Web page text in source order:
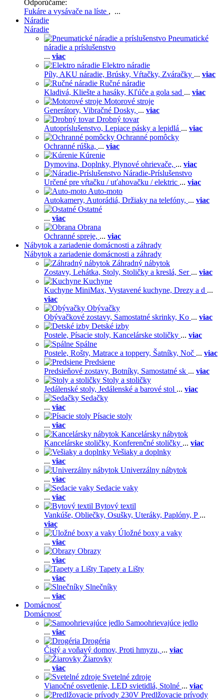
Odporúčame:
Fukáre a vysávače na líste , ...
Náradie
Náradie
Pneumatické
náradie a príslušenstvo
... viac
Elektro náradie
Píly, AKU náradie, Brúsky, Vŕtačky, Zváračky ... viac
Ručné náradie
Kladivá, Kliešte a hasáky, Kľúče a gola sad ... viac
Motorové stroje
Generátory, Vibračné Dosky, ... viac
Drobný tovar
Autopríslušenstvo, Lepiace pásky a lepidlá ... viac
Ochranné pomôcky
Ochranné rúška, ... viac
Kúrenie
Dymovina, Doplnky, Plynové ohrievače, ... viac
Náradie-Príslušenstvo
Určené pre vŕtačku / uťahovačku / elektric ... viac
Auto-moto
Autokamery, Autorádiá, Držiaky na telefóny, ... viac
Ostatné
... viac
Obrana
Ochranné spreje, ... viac
Nábytok a zariadenie domácnosti a záhrady
Nábytok a zariadenie domácnosti a záhrady
Záhradný nábytok
Zostavy, Lehátka, Stoly, Stoličky a kreslá, Ser ... viac
Kuchyne
Kuchyne MiniMax, Vystavené kuchyne, Drezy a d ...
viac
Obývačky
Obývačkové zostavy, Samostatné skrinky, Ko ... viac
Detské izby
Postele, Písacie stoly, Kancelárske stoličky ... viac
Spálne
Postele, Rošty, Matrace a toppery, Šatníky, Noč ... viac
Predsiene
Predsieňové zostavy, Botníky, Samostatné sk ... viac
Stoly a stoličky
Jedálenské stoly, Jedálenské a barové stol ... viac
Sedačky
... viac
Písacie stoly
... viac
Kancelársky nábytok
Kancelárske stoličky, Konferenčné stoličky ... viac
Vešiaky a doplnky
... viac
Univerzálny nábytok
... viac
Sedacie vaky
... viac
Bytový textil
Vankúše, Obliečky, Osušky, Uteráky, Paplóny, P ...
viac
Úložné boxy a vaky
... viac
Obrazy
... viac
Tapety a Lišty
... viac
Slnečníky
... viac
Domácnosť
Domácnosť
Samoohrievajúce jedlo
... viac
Drogéria
Čistý a voňavý domov, Proti hmyzu, ... viac
Žiarovky
... viac
Svetelné zdroje
Vianočné osvetlenie, LED svietidlá, Stolné ... viac
Predlžovacie prívody